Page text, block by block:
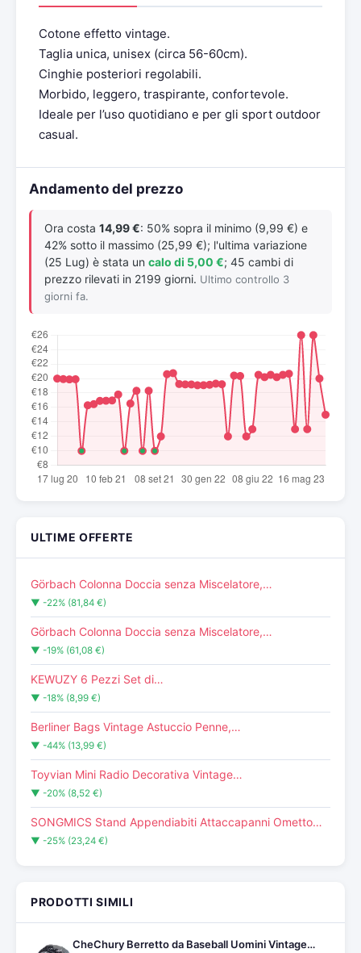
Cotone effetto vintage.
Taglia unica, unisex (circa 56-60cm).
Cinghie posteriori regolabili.
Morbido, leggero, traspirante, confortevole.
Ideale per l’uso quotidiano e per gli sport outdoor
casual.
Andamento del prezzo
Ora costa 14,99 €: 50% sopra il minimo (9,99 €) e
42% sotto il massimo (25,99 €); l'ultima variazione
(25 Lug) è stata un calo di 5,00 €; 45 cambi di
prezzo rilevati in 2199 giorni. Ultimo controllo 3
giorni fa.
ULTIME OFFERTE
Görbach Colonna Doccia senza Miscelatore,…
▼ -22% (81,84 €)
Görbach Colonna Doccia senza Miscelatore,…
▼ -19% (61,08 €)
KEWUZY 6 Pezzi Set di…
▼ -18% (8,99 €)
Berliner Bags Vintage Astuccio Penne,…
▼ -44% (13,99 €)
Toyvian Mini Radio Decorativa Vintage…
▼ -20% (8,52 €)
SONGMICS Stand Appendiabiti Attaccapanni Ometto…
▼ -25% (23,24 €)
PRODOTTI SIMILI
CheChury Berretto da Baseball Uomini Vintage…